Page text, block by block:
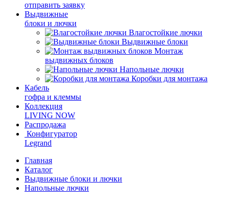
отправить заявку
Выдвижные
блоки и лючки
Влагостойкие лючки
Выдвижные блоки
Монтаж
выдвижных блоков
Напольные лючки
Коробки для монтажа
Кабель
гофра и клеммы
Коллекция
LIVING NOW
Распродажа
Конфигуратор
Legrand
Главная
Каталог
Выдвижные блоки и лючки
Напольные лючки